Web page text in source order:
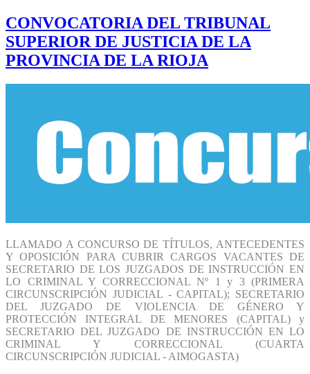
CONVOCATORIA DEL TRIBUNAL
SUPERIOR DE JUSTICIA DE LA
PROVINCIA DE LA RIOJA
LLAMADO A CONCURSO DE TÍTULOS, ANTECEDENTES
Y OPOSICIÓN PARA CUBRIR CARGOS VACANTES DE
SECRETARIO DE LOS JUZGADOS DE INSTRUCCIÓN EN
LO CRIMINAL Y CORRECCIONAL Nº 1 y 3 (PRIMERA
CIRCUNSCRIPCIÓN JUDICIAL - CAPITAL); SECRETARIO
DEL JUZGADO DE VIOLENCIA DE GÉNERO Y
PROTECCIÓN INTEGRAL DE MENORES (CAPITAL) y
SECRETARIO DEL JUZGADO DE INSTRUCCIÓN EN LO
CRIMINAL Y CORRECCIONAL (CUARTA
CIRCUNSCRIPCIÓN JUDICIAL - AIMOGASTA)